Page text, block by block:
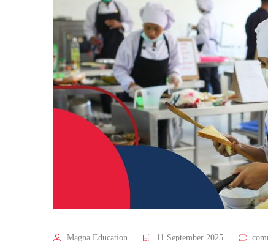
Magna Education 11 September 2025